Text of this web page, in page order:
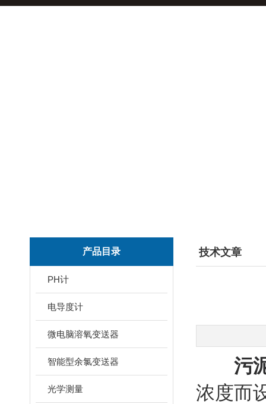
产品目录
PH计
电导度计
微电脑溶氧变送器
智能型余氯变送器
光学测量
技术文章
污
浓度而